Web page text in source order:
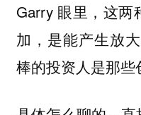
Garry 眼里，这两
加，是能产生放
棒的投资人是那些